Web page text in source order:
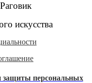
искусства
защиты персональных